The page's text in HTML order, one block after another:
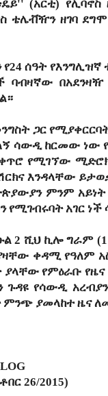
(አርቲ)
ቴሌቭዥን ዘገባ ደግሞ
ሰዓት
ባብዛኛው
ጋር
ሳውዲ ከርመው ነው
የሚገኘው
እንዳላቸው
ምንም አይነት
የሚገብሩባት አገር
2 ሺህ ኪሎ ግራም
ቀዳሚ የዓለም
ያላቸው የምዕራቡ
ጉዳዩ የሳውዲ
ምንጭ ያመላከተ ዜና
26/2015)